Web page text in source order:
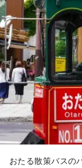
おたる散策バスの